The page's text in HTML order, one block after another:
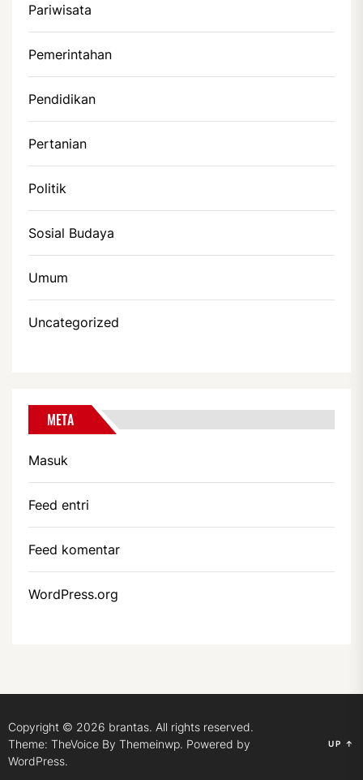
Pariwisata
Pemerintahan
Pendidikan
Pertanian
Politik
Sosial Budaya
Umum
Uncategorized
META
Masuk
Feed entri
Feed komentar
WordPress.org
Copyright © 2026 brantas. All rights reserved.
Theme: TheVoice By Themeinwp. Powered by
WordPress.
UP ↑